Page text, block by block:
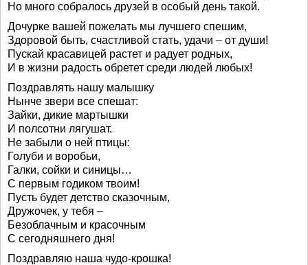
Но много собралось друзей в особый день такой.
Дочурке вашей пожелать мы лучшего спешим,
Здоровой быть, счастливой стать, удачи – от души!
Пускай красавицей растет и радует родных,
И в жизни радость обретет среди людей любых!
Поздравлять нашу малышку
Нынче звери все спешат:
Зайки, дикие мартышки
И полсотни лягушат.
Не забыли о ней птицы:
Голуби и воробьи,
Галки, сойки и синицы…
С первым годиком твоим!
Пусть будет детство сказочным,
Дружочек, у тебя –
Безоблачным и красочным
С сегодняшнего дня!
Поздравляю наша чудо-крошка!